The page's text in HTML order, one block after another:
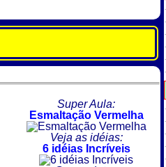
Super Aula:
Esmaltação Vermelha
Veja as idéias:
6 idéias Incríveis